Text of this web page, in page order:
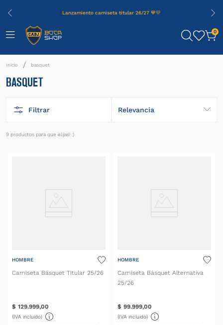
Lanzamiento camiseta titular 26/27 💙💛
0
basquet
BASQUET
Filtrar Relevancia
9 productos
HOMBRE
Camiseta Básquet Titular 25/26
$ 129.999,00
(IVA incluido)
HOMBRE
Camiseta Básquet Alternativa
25/26
$ 99.999,00
(IVA incluido)